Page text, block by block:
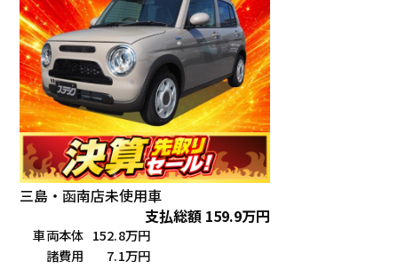
三島・函南店未使用車
支払総額 159.9万円
車両本体 152.8万円
諸費用
7.1万円